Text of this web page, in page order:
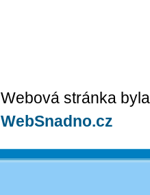
Webová stránka
WebSnadno.cz